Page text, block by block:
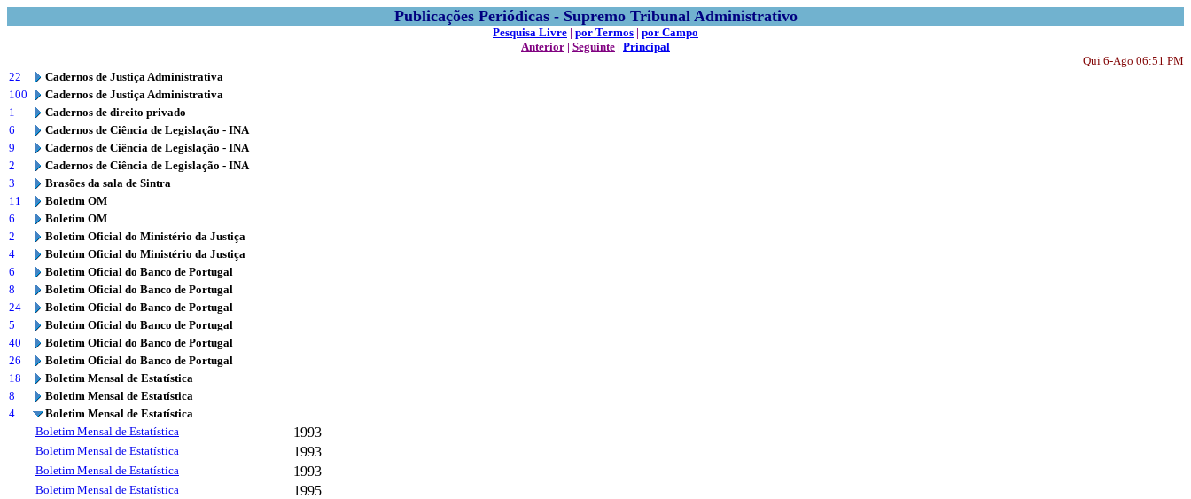
Publicações Periódicas - Supremo Tribunal Administrativo
Pesquisa Livre | por Termos | por Campo
Anterior | Seguinte | Principal
Qui 6-Ago 06:51 PM
22
Cadernos de Justiça Administrativa
100
Cadernos de Justiça Administrativa
1
Cadernos de direito privado
6
Cadernos de Ciência de Legislação - INA
9
Cadernos de Ciência de Legislação - INA
2
Cadernos de Ciência de Legislação - INA
3
Brasões da sala de Sintra
11
Boletim OM
6
Boletim OM
2
Boletim Oficial do Ministério da Justiça
4
Boletim Oficial do Ministério da Justiça
6
Boletim Oficial do Banco de Portugal
8
Boletim Oficial do Banco de Portugal
24
Boletim Oficial do Banco de Portugal
5
Boletim Oficial do Banco de Portugal
40
Boletim Oficial do Banco de Portugal
26
Boletim Oficial do Banco de Portugal
18
Boletim Mensal de Estatística
8
Boletim Mensal de Estatística
4
Boletim Mensal de Estatística
Boletim Mensal de Estatística
1993
Boletim Mensal de Estatística 1993
Boletim Mensal de Estatística 1993
Boletim Mensal de Estatística 1995